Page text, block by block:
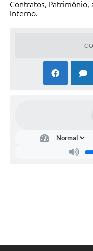
Contratos, Patrimônio,
Interno.